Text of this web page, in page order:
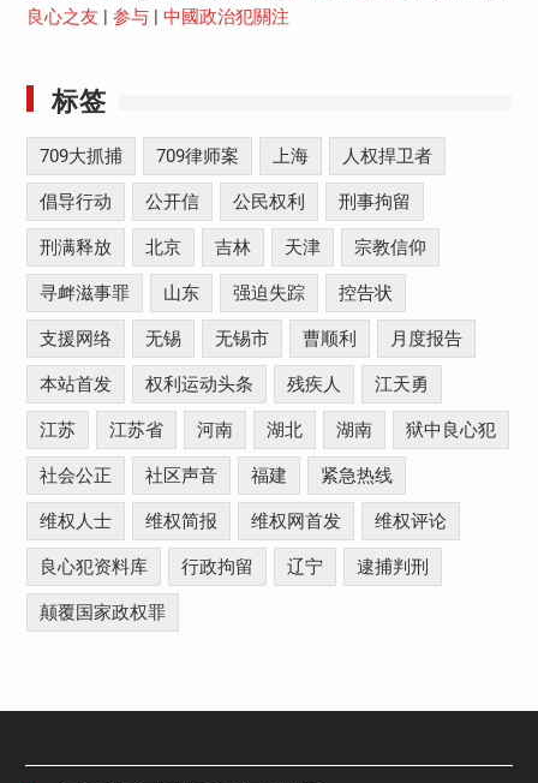
良心之友 | 参与| 中國政治犯關注
标签
709大抓捕 709律师案 上海 人权捍卫者
倡导行动 公开信 公民权利 刑事拘留
刑满释放 北京 吉林 天津 宗教信仰
寻衅滋事罪 山东 强迫失踪 控告状
支援网络 无锡 无锡市 曹顺利 月度报告
本站首发 权利运动头条 残疾人 江天勇
江苏 江苏省 河南 湖北 湖南 狱中良心犯
社会公正 社区声音 福建 紧急热线
维权人士 维权简报 维权网首发 维权评论
良心犯资料库 行政拘留 辽宁 逮捕判刑
颠覆国家政权罪